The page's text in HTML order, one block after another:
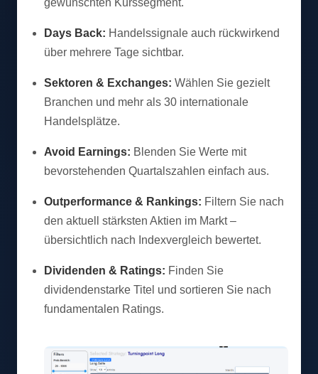
gewünschten Kurssegment.
Days Back: Handelssignale auch rückwirkend
über mehrere Tage sichtbar.
Sektoren & Exchanges: Wählen Sie gezielt
Branchen und mehr als 30 internationale
Handelsplätze.
Avoid Earnings: Blenden Sie Werte mit
bevorstehenden Quartalszahlen einfach aus.
Outperformance & Rankings: Filtern Sie nach
den aktuell stärksten Aktien im Markt –
übersichtlich nach Indexvergleich bewertet.
Dividenden & Ratings: Finden Sie
dividendenstarke Titel und sortieren Sie nach
fundamentalen Ratings.